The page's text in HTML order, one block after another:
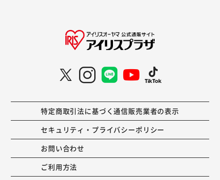
特定商取引法に基づく通信販売業者の表示
セキュリティ・プライバシーポリシー
お問い合わせ
ご利用方法